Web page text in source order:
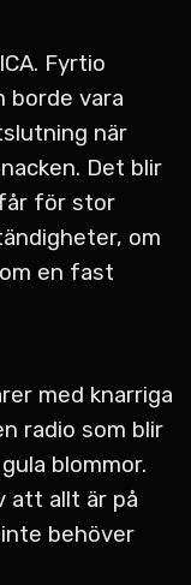
Fyrtio
borde vara
när
Det blir
för stor
om
en fast
med knarriga
radio som blir
blommor.
att allt är på
behöver